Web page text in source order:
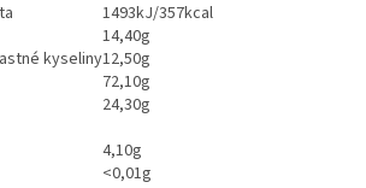
1493kJ/357kcal
14,40g
kyseliny12,50g
72,10g
24,30g
4,10g
<0,01g